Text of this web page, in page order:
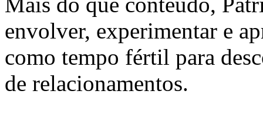
envolver, experimentar e
como tempo fértil para
de relacionamentos.